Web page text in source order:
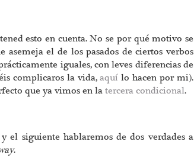
esto en cuenta. No se por qué motivo se
asemeja el de los pasados de ciertos verbos
iguales, con leves diferencias de
complicaros la vida,aquílo hacen por mi).
que ya vimos en latercera condicional.
el siguiente hablaremos de dos verdades a
.